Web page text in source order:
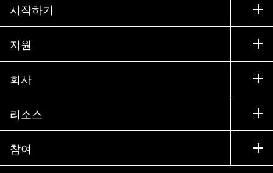
시작하기
구입 방법
세일즈 팀 연락처
파트너 찾기
경영진 브리핑
제품 소개
지원
지원
교육
설명서
커뮤니티
회사
회사
파트너
채용
리소스
뉴스룸
이벤트
참여